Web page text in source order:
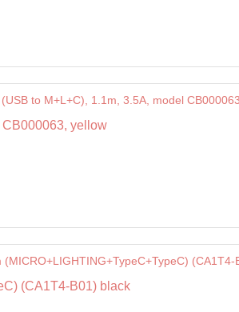
yellow
(CA1T4-B01) black